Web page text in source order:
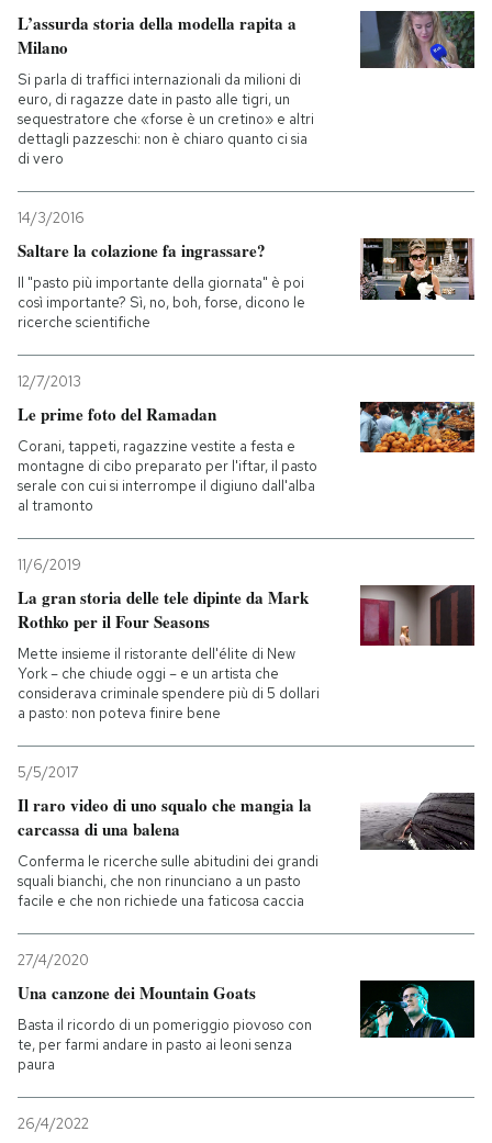
L’assurda storia della modella rapita a
Milano
Si parla di traffici internazionali da milioni di
euro, di ragazze date in pasto alle tigri, un
sequestratore che «forse è un cretino» e altri
dettagli pazzeschi: non è chiaro quanto ci sia
di vero
14/3/2016
Saltare la colazione fa ingrassare?
Il "pasto più importante della giornata" è poi
così importante? Sì, no, boh, forse, dicono le
ricerche scientifiche
12/7/2013
Le prime foto del Ramadan
Corani, tappeti, ragazzine vestite a festa e
montagne di cibo preparato per l'iftar, il pasto
serale con cui si interrompe il digiuno dall'alba
al tramonto
11/6/2019
La gran storia delle tele dipinte da Mark
Rothko per il Four Seasons
Mette insieme il ristorante dell'élite di New
York – che chiude oggi – e un artista che
considerava criminale spendere più di 5 dollari
a pasto: non poteva finire bene
5/5/2017
Il raro video di uno squalo che mangia la
carcassa di una balena
Conferma le ricerche sulle abitudini dei grandi
squali bianchi, che non rinunciano a un pasto
facile e che non richiede una faticosa caccia
27/4/2020
Una canzone dei Mountain Goats
Basta il ricordo di un pomeriggio piovoso con
te, per farmi andare in pasto ai leoni senza
paura
26/4/2022